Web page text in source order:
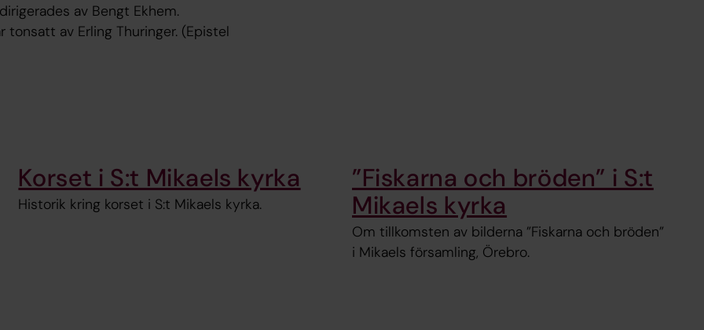
av Bengt Ekhem.
tonsatt av Erling Thuringer. (Epistel
Korset i S:t Mikaels kyrka
Historik kring korset i S:t Mikaels kyrka.
”Fiskarna och bröden” i S:t
Mikaels kyrka
Om tillkomsten av bilderna ”Fiskarna och bröden”
i Mikaels församling, Örebro.